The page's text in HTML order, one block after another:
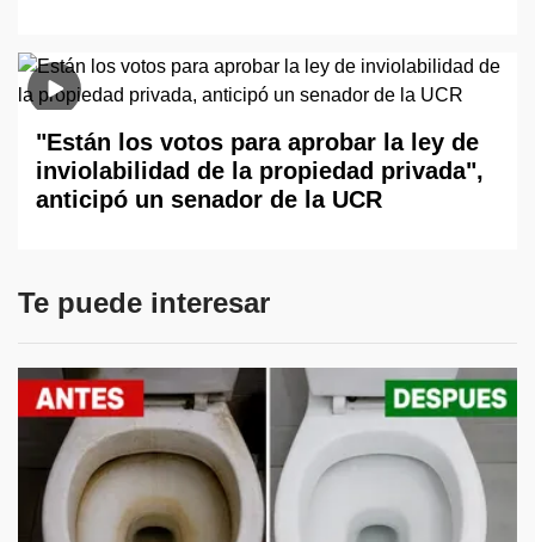
"Están los votos para aprobar la ley de
inviolabilidad de la propiedad privada",
anticipó un senador de la UCR
Te puede interesar